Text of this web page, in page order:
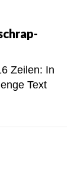
Zeilen: In
Text